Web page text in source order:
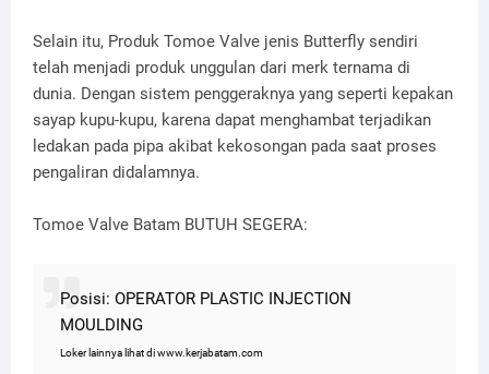
Selain itu, Produk Tomoe Valve jenis Butterfly sendiri
telah menjadi produk unggulan dari merk ternama di
dunia. Dengan sistem penggeraknya yang seperti kepakan
sayap kupu-kupu, karena dapat menghambat terjadikan
ledakan pada pipa akibat kekosongan pada saat proses
pengaliran didalamnya.
Tomoe Valve Batam BUTUH SEGERA:
Posisi: OPERATOR PLASTIC INJECTION
MOULDING
Loker lainnya lihat di www.kerjabatam.com